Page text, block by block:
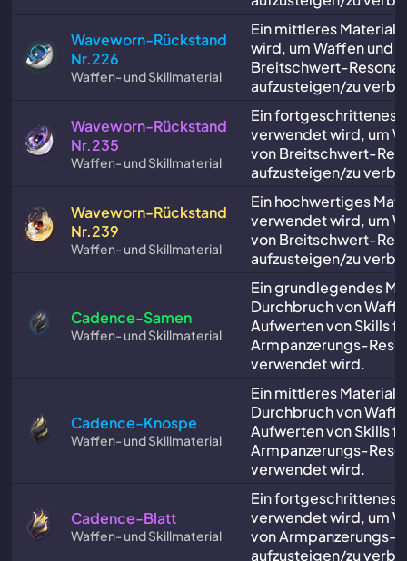
Waveworn-Rückstand
Nr.226
Waffen- und Skillmaterial
Ein mittleres
wird, um Waffen und
Breitschwert-
aufzusteigen/zu
Waveworn-Rückstand
Nr.235
Waffen- und Skillmaterial
Ein fortgeschrittenes
verwendet wird, um
von Breitschwert-
aufzusteigen/zu
Waveworn-Rückstand
Nr.239
Waffen- und Skillmaterial
Ein hochwertiges
verwendet wird, um
von Breitschwert-
aufzusteigen/zu
Cadence-Samen
Waffen- und Skillmaterial
Ein grundlegendes
Durchbruch von
Aufwerten von Skills
Armpanzerungs-
verwendet wird.
Cadence-Knospe
Waffen- und Skillmaterial
Ein mittleres Material,
Durchbruch von
Aufwerten von Skills
Armpanzerungs-
verwendet wird.
Cadence-Blatt
Waffen- und Skillmaterial
Ein fortgeschrittenes
verwendet wird, um
von Armpanzerungs-
aufzusteigen/zu